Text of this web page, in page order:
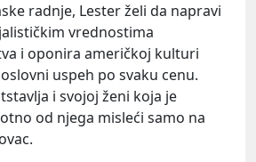
radnje, Lester želi da napravi
vrednostima
i oponira američkoj kulturi
uspeh po svaku cenu.
i svojoj ženi koja je
od njega misleći samo na